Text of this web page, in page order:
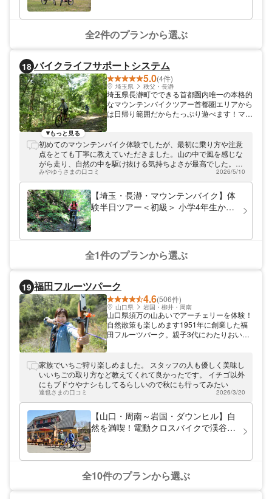
全2件のプランから選ぶ
18 バイクライフサポートシステム
5.0(4件)
埼玉県 秩父・長瀞
埼玉県長瀞町でできる首都圏内唯一の本格的
なマウンテンバイクツアー首都圏エリアから
は日帰り範囲だからたっぷり遊べます！マウ
るライドツアーまで、レベルに合わせた各ツ
アーを開催しています。レンタルバイクもあ
るので手ぶらで参加もできます！
もっと見る
初めてのマウンテンバイク体験でしたが、最初に乗り方や注意
点をとても丁寧に教えていただきました。山の中で風を感じな
がら走り、自然の中を駆け抜ける気持ちよさが最高でした。要
所要所でガイドをしていただきながら走りましたが、お話も楽
しく、森や動物、地域についてたくさん学べて子どもも大喜び
でした。普段できない貴重な体験ができ、大満足の時間になり
ました。この度はありがとうございました。
みやゆうさまの口コミ 2026/5/10
【埼玉・長瀞・マウンテンバイク】体
験半日ツアー＜初級＞ 小学4年生から
全1件のプランから選ぶ
19 福田フルーツパーク
4.6(506件)
山口県 岩国・柳井・周南
山口県須万の山あいでアーチェリーを体験！
自然散策も楽しめます1951年に創業した福
田フルーツパーク。親子3代にわたりおいし
フィールド体験も開催中。アーチェリーで
は、農園に設置された12か所の的を巡るの
で、散策も楽しめます。アメリカンスタイル
のBBQ付きプランも好評です。ぜひご家族
やグループでお越しください。
家族でいちご狩り楽しめました。 スタッフの人も優しく美味し
いいちごの取り方など教えてくれて良かったです。 イチゴ以外
にもブドウやナシもしてるらしいので秋にも行ってみたい
達也さまの口コミ 2026/3/20
【山口・周南～岩国・ダウンヒル】自
然を満喫！電動クロスバイクで渓谷を
全10件のプランから選ぶ